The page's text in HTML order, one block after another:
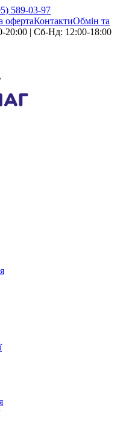
589-03-97
офертаКонтактиОбмін та
20:00 | Сб-Нд: 12:00-18:00